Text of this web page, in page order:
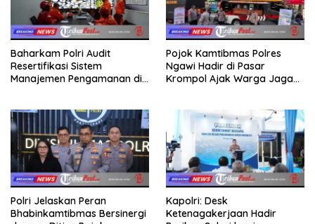
Baharkam Polri Audit
Resertifikasi Sistem
Manajemen Pengamanan di
Pojok Kamtibmas Polres
Ngawi Hadir di Pasar
Krompol Ajak Warga Jaga
Polri Jelaskan Peran
Bhabinkamtibmas Bersinergi
Kapolri: Desk
Ketenagakerjaan Hadir